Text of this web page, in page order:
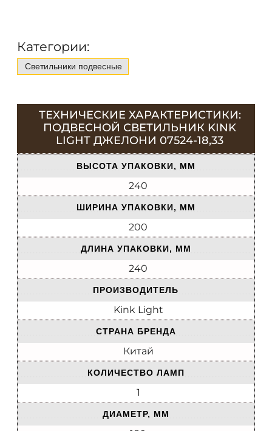
Категории:
Светильники подвесные
ТЕХНИЧЕСКИЕ ХАРАКТЕРИСТИКИ:
ПОДВЕСНОЙ СВЕТИЛЬНИК KINK
LIGHT ДЖЕЛОНИ 07524-18,33
ВЫСОТА УПАКОВКИ, ММ
240
ШИРИНА УПАКОВКИ, ММ
200
ДЛИНА УПАКОВКИ, ММ
240
ПРОИЗВОДИТЕЛЬ
Kink Light
СТРАНА БРЕНДА
Китай
КОЛИЧЕСТВО ЛАМП
1
ДИАМЕТР, ММ